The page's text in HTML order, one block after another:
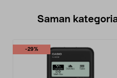
Saman
-29%